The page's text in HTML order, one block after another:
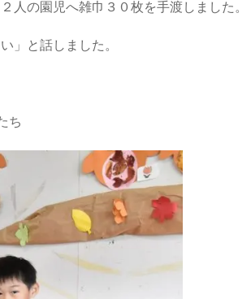
人の園児へ雑巾３０枚を手渡しました。
」と話しました。
ち